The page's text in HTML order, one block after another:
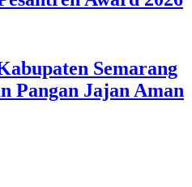
Semarang
Pangan Jajan Aman